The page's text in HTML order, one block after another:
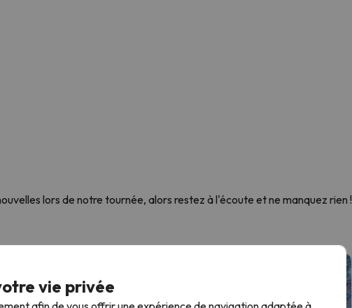
lors de notre tournée, alors restez à l'écoute et ne manquez rien !
vie privée